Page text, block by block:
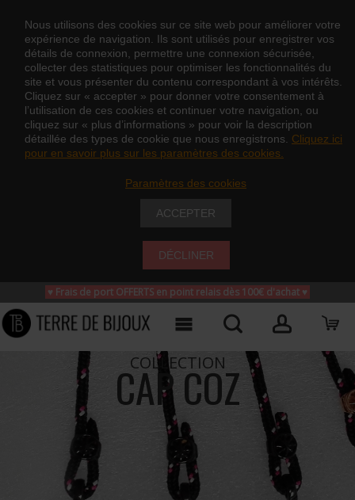
Nous utilisons des cookies sur ce site web pour améliorer votre
expérience de navigation. Ils sont utilisés pour enregistrer vos
détails de connexion, permettre une connexion sécurisée,
collecter des statistiques pour optimiser les fonctionnalités du
site et vous présenter du contenu correspondant à vos intérêts.
Cliquez sur « accepter » pour donner votre consentement à
l’utilisation de ces cookies et continuer votre navigation, ou
cliquez sur « plus d’informations » pour voir la description
détaillée des types de cookie que nous enregistrons. Cliquez ici
pour en savoir plus sur les paramètres des cookies.
Paramètres des cookies
ACCEPTER
DÉCLINER
♥ Frais de port OFFERTS en point relais dès 100€ d'achat ♥
COLLECTION
CAP COZ